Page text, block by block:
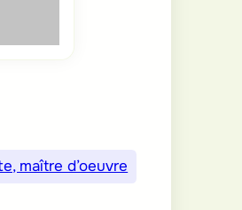
maître d’oeuvre